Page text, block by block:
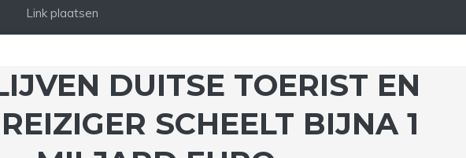
Link plaatsen
DUITSE TOERIST EN
SCHEELT BIJNA 1